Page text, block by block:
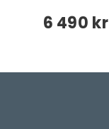
6 490 kr